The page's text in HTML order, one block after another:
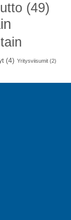
(49)
(4) Yritysviisumit (2)